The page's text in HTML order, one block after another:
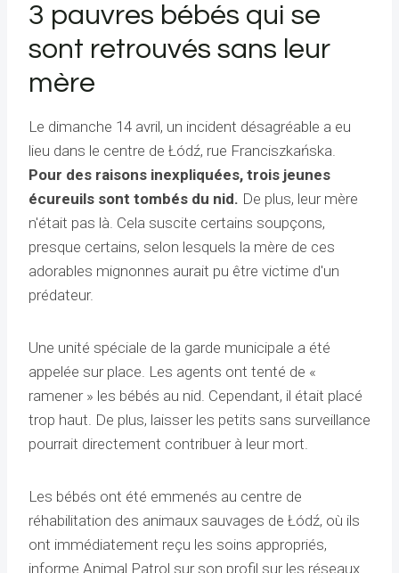
3 pauvres bébés qui se
sont retrouvés sans leur
mère
Le dimanche 14 avril, un incident désagréable a eu
lieu dans le centre de Łódź, rue Franciszkańska.
Pour des raisons inexpliquées, trois jeunes
écureuils sont tombés du nid. De plus, leur mère
n'était pas là. Cela suscite certains soupçons,
presque certains, selon lesquels la mère de ces
adorables mignonnes aurait pu être victime d'un
prédateur.
Une unité spéciale de la garde municipale a été
appelée sur place. Les agents ont tenté de «
ramener » les bébés au nid. Cependant, il était placé
trop haut. De plus, laisser les petits sans surveillance
pourrait directement contribuer à leur mort.
Les bébés ont été emmenés au centre de
réhabilitation des animaux sauvages de Łódź, où ils
ont immédiatement reçu les soins appropriés,
informe Animal Patrol sur son profil sur les réseaux